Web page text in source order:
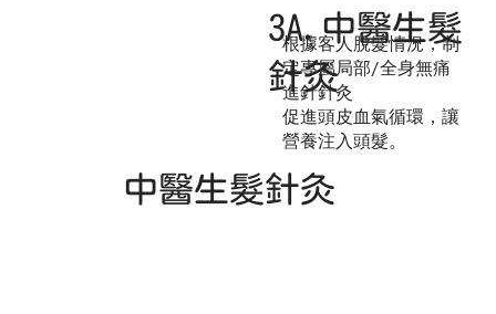
3A.中醫生髮
針灸
根據客人脫髮情況，制
定專屬局部/全身無痛
進針針灸
促進頭皮血氣循環，讓
營養注入頭髮。
中醫生髮針灸